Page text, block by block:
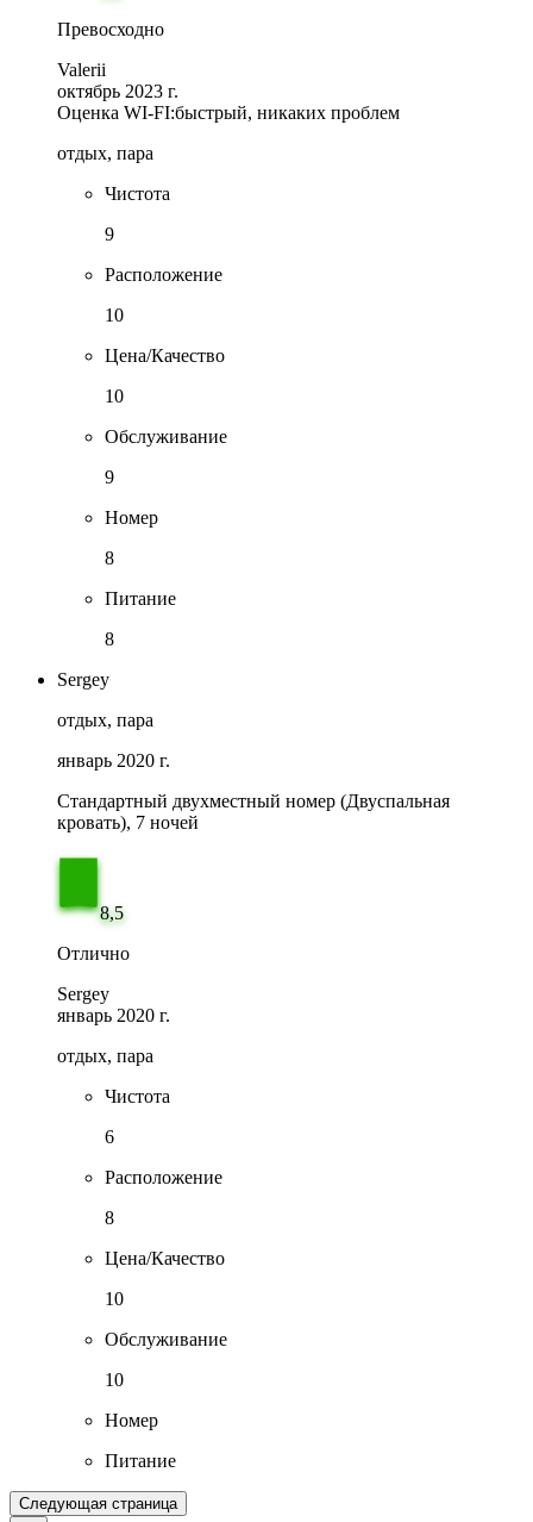
Превосходно
Valerii
октябрь 2023 г.
Оценка WI-FI:быстрый, никаких проблем
отдых, пара
Чистота
9
Расположение
10
Цена/Качество
10
Обслуживание
9
Номер
8
Питание
8
Sergey
отдых, пара
январь 2020 г.
Стандартный двухместный номер (Двуспальная
кровать), 7 ночей
8,5
Отлично
Sergey
январь 2020 г.
отдых, пара
Чистота
6
Расположение
8
Цена/Качество
10
Обслуживание
10
Номер
Питание
Следующая страница